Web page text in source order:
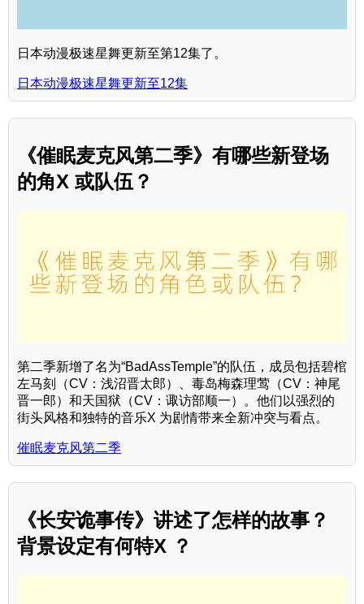
日本动漫极速星舞更新至第12集了。
日本动漫极速星舞更新至12集
《催眠麦克风第二季》有哪些新登场
的角X 或队伍？
第二季新增了名为“BadAssTemple”的队伍，成员包括碧棺
左马刻（CV：浅沼晋太郎）、毒岛梅森理莺（CV：神尾
晋一郎）和天国狱（CV：诹访部顺一）。他们以强烈的
街头风格和独特的音乐X 为剧情带来全新冲突与看点。
催眠麦克风第二季
《长安诡事传》讲述了怎样的故事？
背景设定有何特X ？